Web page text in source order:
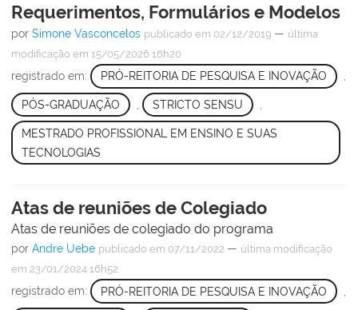
Requerimentos, Formulários e Modelos
por Simone Vasconcelos publicado em 02/12/2019 — última
modificação em 15/05/2026 16h20
registrado em: PRÓ-REITORIA DE PESQUISA E INOVAÇÃO ,
PÓS-GRADUAÇÃO STRICTO SENSU
MESTRADO PROFISSIONAL EM ENSINO E SUAS
TECNOLOGIAS
Atas de reuniões de Colegiado
Atas de reuniões de colegiado do programa
por Andre Uebe publicado em 07/11/2022 — última modificação
em 23/01/2024 16h52
registrado em: PRÓ-REITORIA DE PESQUISA E INOVAÇÃO